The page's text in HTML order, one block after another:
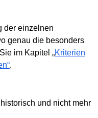
der einzelnen
genau die besonders
im Kapitel „Kriterien
.
und nicht mehr